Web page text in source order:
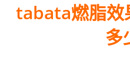
tabata燃脂效
多